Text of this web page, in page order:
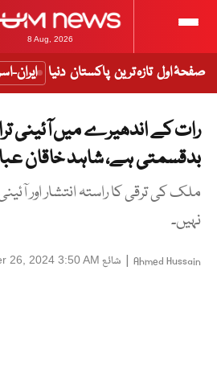
8 Aug, 2026
صفحۂ اول تازہ ترین پاکستان دنیا ایران-
رات کے اندھیرے میں آئینی
بدقسمتی ہے، شاہد خاقان
ملک کی ترقی کا راستہ انتشار اور
نہیں۔
Ahmed Hussain
| شائع 26, 2024 3:50 AM